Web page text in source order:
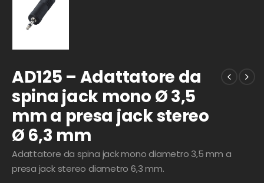
AD125 – Adattatore da
spina jack mono Ø 3,5
mm a presa jack stereo
Ø 6,3 mm
Adattatore da spina jack mono diametro 3,5 mm a
presa jack stereo diametro 6,3 mm.